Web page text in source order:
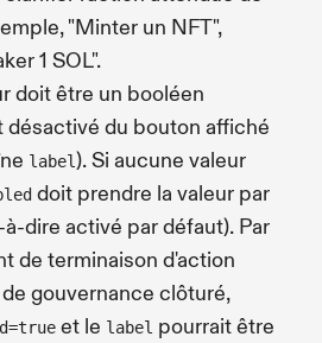
"Minter un NFT",
1 SOL".
doit être un booléen
désactivé du bouton affiché
label). Si aucune valeur
doit prendre la valeur par
à-dire activé par défaut). Par
de terminaison d'action
gouvernance clôturé,
et le label pourrait être